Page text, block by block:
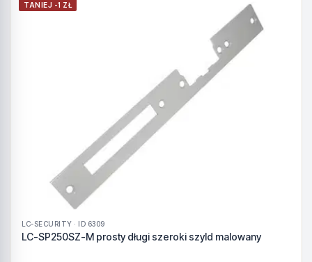
TANIEJ -1 ZŁ
LC-SECURITY · ID 6309
LC-SP250SZ-M prosty długi szeroki szyld malowany